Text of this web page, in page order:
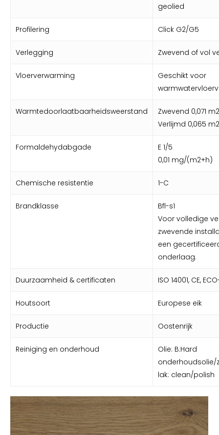
geolied
Profilering Click G2/G5
Verlegging Zwevend of vol
Vloerverwarming
Geschikt voor
Warmtedoorlaatbaarheidsweerstand
Zwevend 0,071
Verlijmd 0,065
Formaldehydabgade
E 1/5
0,01 mg/(m2+h)
Chemische resistentie 1-C
Brandklasse
Bfl-s1
Voor volledige
zwevende
een
onderlaag.
Duurzaamheid & certificaten ISO 14001, CE,
Houtsoort Europese eik
Productie Oostenrijk
Reiniging en onderhoud
Olie: B:Hard
onderhoudsolie/
lak: clean/polish